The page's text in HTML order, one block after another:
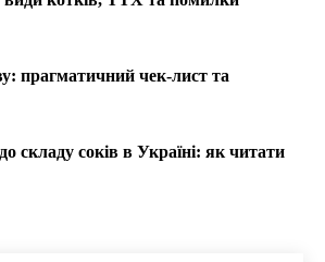
прагматичний чек-лист та
складу соків в Україні: як читати